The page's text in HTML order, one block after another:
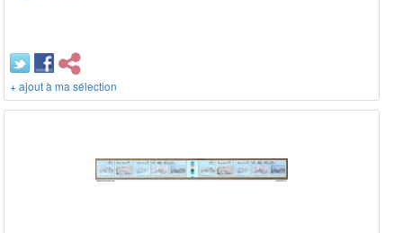
+ ajout à ma sélection